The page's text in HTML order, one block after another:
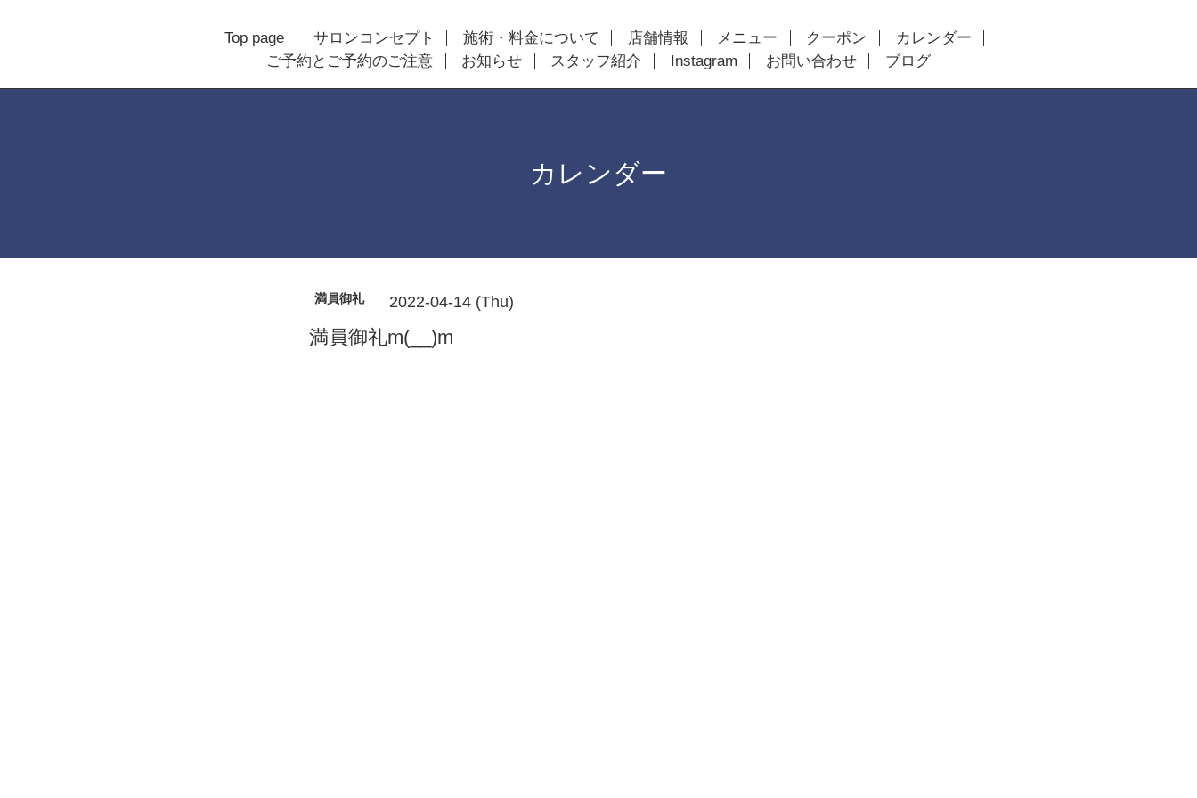
Top page サロンコンセプト 施術・料金について 店舗情報 メニュー クーポン
カレンダー
ご予約とご予約のご注意
お知らせ スタッフ紹介 Instagram お問い合わせ ブログ
カレンダー
満員御礼 2022-04-14 (Thu)
満員御礼m(__)m